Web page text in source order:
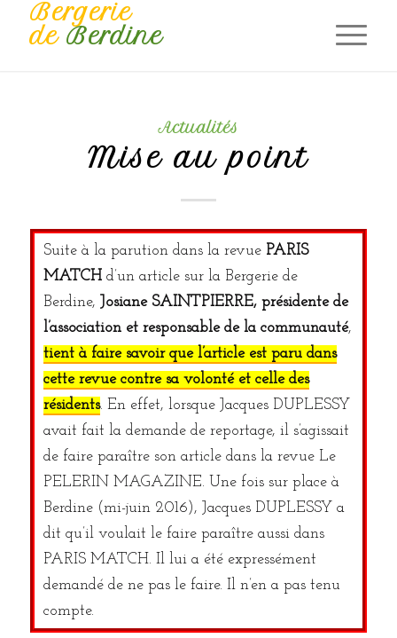
Bergerie
deBerdine
Actualités
Mise au point
Suite à la parution dans la revue PARIS
MATCHd’un article sur la Bergerie de
Berdine, Josiane SAINTPIERRE, présidente de
l’association et responsable de la communauté,
tient à faire savoir que l’article est paru dans
cette revue contre sa volonté et celle des
résidents. En effet, lorsque Jacques DUPLESSY
avait fait la demande de reportage, il s’agissait
de faire paraître son article dans la revue Le
PELERIN MAGAZINE. Une fois sur place à
Berdine (mi-juin 2016), Jacques DUPLESSY a
dit qu’il voulait le faire paraître aussi dans
PARIS MATCH. Il lui a été expressément
demandé de ne pas le faire. Il n’en a pas tenu
compte.